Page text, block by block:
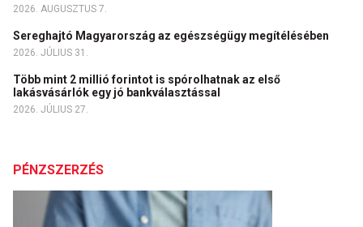
2026. AUGUSZTUS 7.
Sereghajtó Magyarország az egészségügy megítélésében
2026. JÚLIUS 31.
Több mint 2 millió forintot is spórolhatnak az első
lakásvásárlók egy jó bankválasztással
2026. JÚLIUS 27.
PÉNZSZERZÉS